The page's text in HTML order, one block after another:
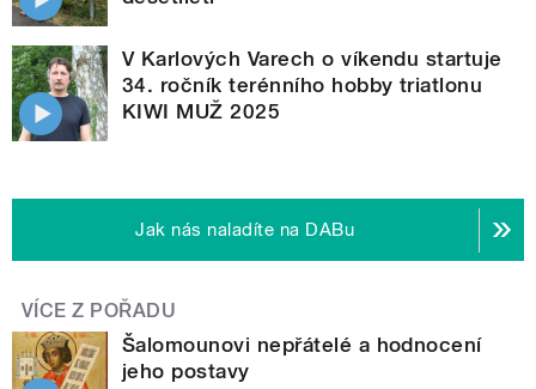
V Karlových Varech o víkendu startuje
34. ročník terénního hobby triatlonu
KIWI MUŽ 2025
Jak nás naladíte na DABu
VÍCE Z POŘADU
Šalomounovi nepřátelé a hodnocení
jeho postavy